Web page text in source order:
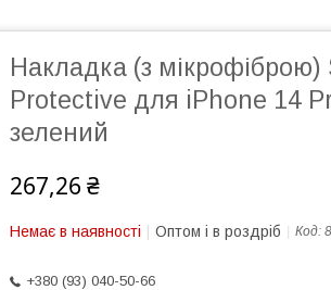
Накладка (з мікрофіброю)
Protective для iPhone 14
зелений
267,26 ₴
Немає в наявності Оптом і в роздріб Код:
+380 (93) 040-50-66